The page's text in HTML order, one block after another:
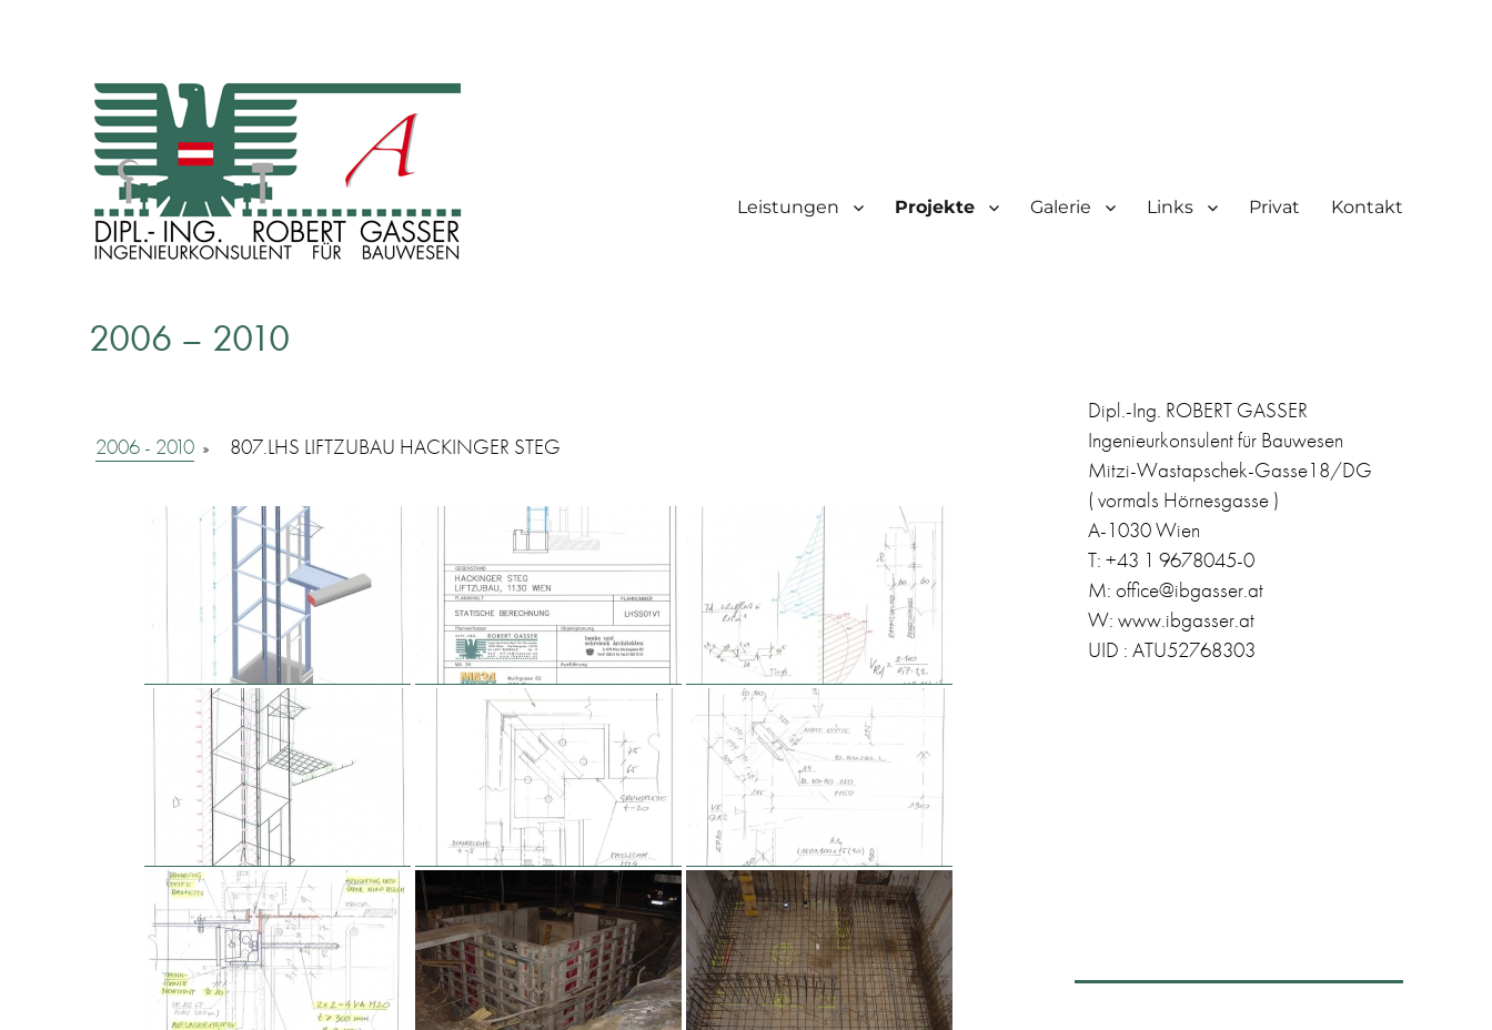
Leistungen Projekte Galerie Links Privat Kontakt
2006 – 2010
2006 - 2010 » 807.LHS LIFTZUBAU HACKINGER STEG
Dipl.-Ing. ROBERT GASSER
Ingenieurkonsulent für Bauwesen
Mitzi-Wastapschek-Gasse18/DG
( vormals Hörnesgasse )
A-1030 Wien
T: +43 1 9678045-0
M: office@ibgasser.at
W: www.ibgasser.at
UID : ATU52768303